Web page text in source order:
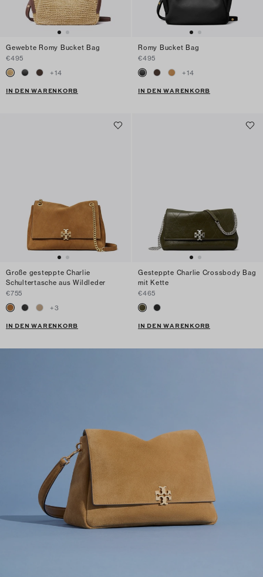
Gewebte Romy Bucket Bag
€495
+14
IN DEN WARENKORB
Romy Bucket Bag
€495
+14
IN DEN WARENKORB
Große gesteppte Charlie
Schultertasche aus Wildleder
€755
+3
IN DEN WARENKORB
Gesteppte Charlie Crossbody Bag
mit Kette
€465
IN DEN WARENKORB